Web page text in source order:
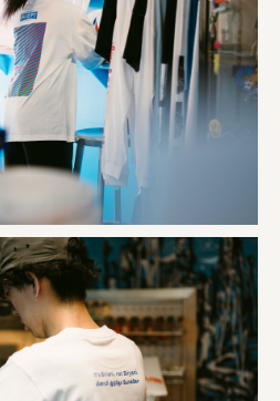
業振興会、メッセフランクフル
圏プロモーション実行委員会